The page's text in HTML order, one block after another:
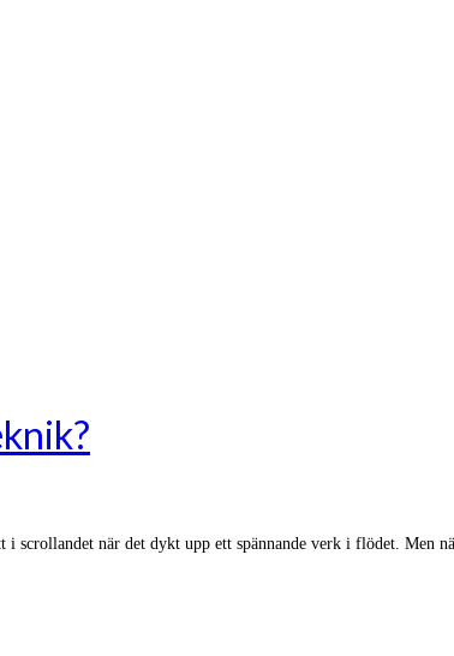
scrollandet när det dykt upp ett spännande verk i flödet. Men